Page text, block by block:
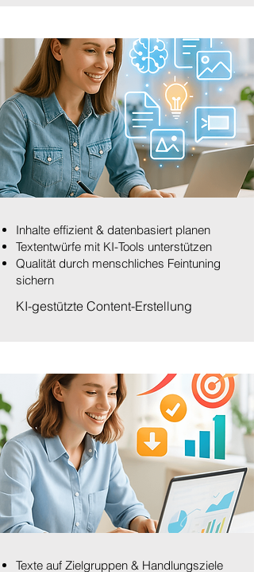
Inhalte effizient & datenbasiert planen
Textentwürfe mit KI-Tools unterstützen
Qualität durch menschliches Feintuning
sichern
KI-gestützte Content-Erstellung
Texte auf Zielgruppen & Handlungsziele